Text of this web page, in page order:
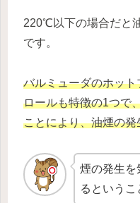
220℃以下の場合だと
です。
バルミューダのホッ
ロールも特徴の1つで
ことにより、油煙の
煙の発生を
るというこ